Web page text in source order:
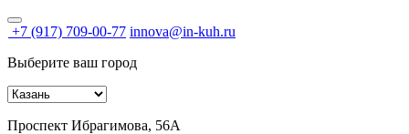
+7 (917) 709-00-77 innova@in-kuh.ru
Выберите ваш город
Проспект Ибрагимова, 56А